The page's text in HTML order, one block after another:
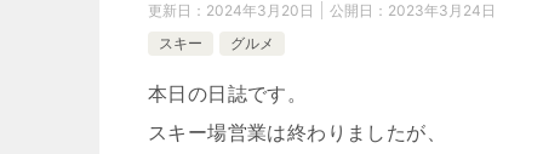
更新日： 2024年3月20日 公開日： 2023年3月24日
スキー
グルメ
本日の日誌です。
スキー場営業は終わりましたが、